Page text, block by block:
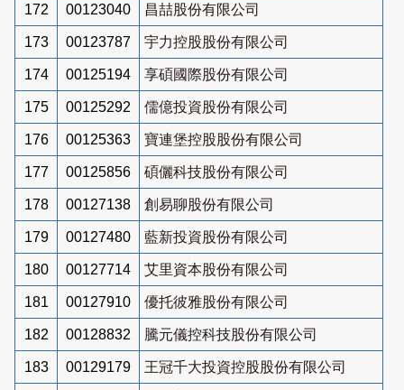
172 00123040 昌喆股份有限公司
173 00123787 宇力控股股份有限公司
174 00125194 享碩國際股份有限公司
175 00125292 儒億投資股份有限公司
176 00125363 寶連堡控股股份有限公司
177 00125856 碩儷科技股份有限公司
178 00127138 創易聊股份有限公司
179 00127480 藍新投資股份有限公司
180 00127714 艾里資本股份有限公司
181 00127910 優托彼雅股份有限公司
182 00128832 騰元儀控科技股份有限公司
183 00129179 王冠千大投資控股股份有限公司